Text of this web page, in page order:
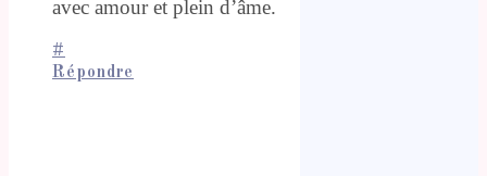
avec amour et plein d’âme.
#
Répondre